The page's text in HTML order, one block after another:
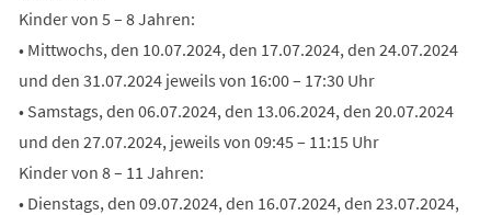
Kinder von 5 – 8 Jahren:
• Mittwochs, den 10.07.2024, den 17.07.2024, den 24.07.2024
und den 31.07.2024 jeweils von 16:00 – 17:30 Uhr
• Samstags, den 06.07.2024, den 13.06.2024, den 20.07.2024
und den 27.07.2024, jeweils von 09:45 – 11:15 Uhr
Kinder von 8 – 11 Jahren:
• Dienstags, den 09.07.2024, den 16.07.2024, den 23.07.2024,